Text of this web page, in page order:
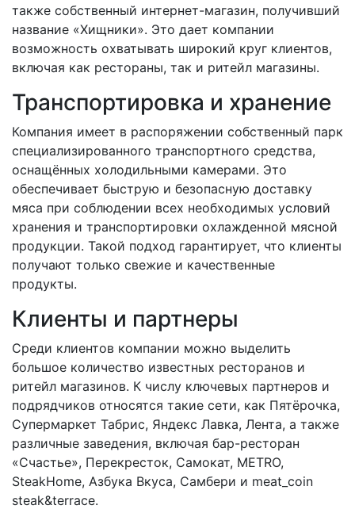
также собственный интернет-магазин, получивший
название «Хищники». Это дает компании
возможность охватывать широкий круг клиентов,
включая как рестораны, так и ритейл магазины.
Транспортировка и хранение
Компания имеет в распоряжении собственный парк
специализированного транспортного средства,
оснащённых холодильными камерами. Это
обеспечивает быструю и безопасную доставку
мяса при соблюдении всех необходимых условий
хранения и транспортировки охлажденной мясной
продукции. Такой подход гарантирует, что клиенты
получают только свежие и качественные
продукты.
Клиенты и партнеры
Среди клиентов компании можно выделить
большое количество известных ресторанов и
ритейл магазинов. К числу ключевых партнеров и
подрядчиков относятся такие сети, как Пятёрочка,
Супермаркет Табрис, Яндекс Лавка, Лента, а также
различные заведения, включая бар-ресторан
«Счастье», Перекресток, Самокат, METRO,
SteakHome, Азбука Вкуса, Самбери и meat_coin
steak&terrace.